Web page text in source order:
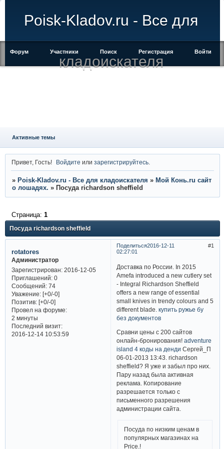
Poisk-Kladov.ru - Все для
кладоискателя
Форум Участники Поиск Регистрация Войти
Активные темы
Привет, Гость! Войдите илизарегистрируйтесь
» Poisk-Kladov.ru - Все для кладоискателя » Мой Конь.ru сайт
о лошадях. » Посуда richardson sheffield
Посуда richardson sheffield
Страница: 1
Поделиться 1
2016-12-11
02:27:01
rotatores
Администратор
Зарегистрирован: 2016-12-05
Приглашений:0
Сообщений:74
Уважение: [+0/-0]
Позитив: [+0/-0]
Провел на форуме:
2 минуты
Последний визит:
2016-12-14 10:53:59
Доставка по России. In 2015
Amefa introduced a new cutlery set
- Integral Richardson Sheffield
offers a new range of essential
small knives in trendy colours and 5
different blade.купить ружье бу
без документов
Сравни цены с 200 сайтов
онлайн-бронирования!adventure
island 4 коды на денди Сергей_П
06-01-2013 13:43. richardson
sheffield? Я уже и забыл про них.
Пару назад была активная
реклама. Копирование
разрешается только с
письменного разрешения
администрации сайта.
Посуда по низким ценам в
популярных магазинах на
Price.!